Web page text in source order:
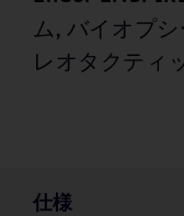
ム, バイオプ
レオタクティ
仕様